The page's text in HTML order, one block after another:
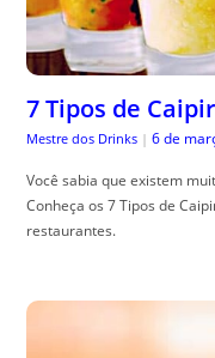
7 Tipos de
Mestre dos Drinks | 6 de
Você sabia que existem
Conheça os 7 Tipos de
restaurantes.